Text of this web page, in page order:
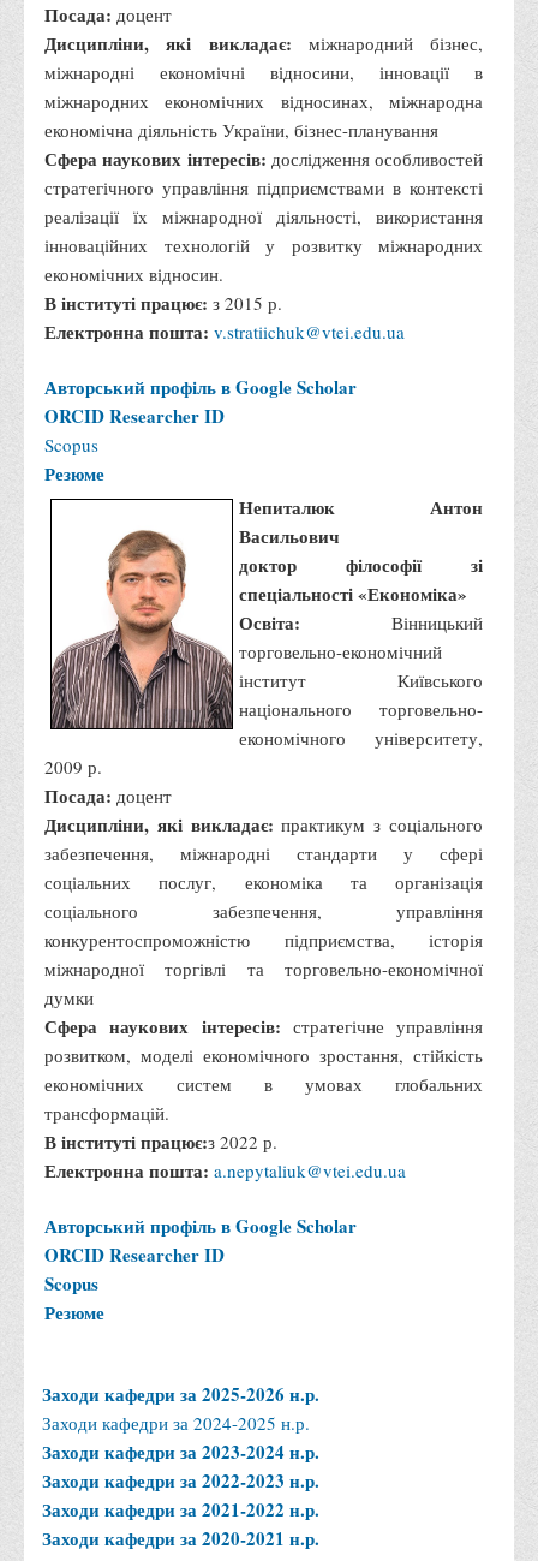
Посада: доцент
Дисципліни, які викладає: міжнародний бізнес,
міжнародні економічні відносини, інновації в
міжнародних економічних відносинах, міжнародна
економічна діяльність України, бізнес-планування
Сфера наукових інтересів: дослідження особливостей
стратегічного управління підприємствами в контексті
реалізації їх міжнародної діяльності, використання
інноваційних технологій у розвитку міжнародних
економічних відносин.
В інституті працює: з 2015 р.
Електронна пошта: v.stratiichuk@vtei.edu.ua
Авторський профіль в Google Scholar
ORCIDResearcher ID
Scopus
Резюме
Непиталюк Антон
Васильович
доктор філософії зі
спеціальності «Економіка»
Освіта: Вінницький
торговельно-економічний
інститут Київського
національного торговельно-
економічного університету,
2009 р.
Посада: доцент
Дисципліни, які викладає:практикум з соціального
забезпечення, міжнародні стандарти у сфері
соціальних послуг, економіка та організація
соціального забезпечення, управління
конкурентоспроможністю підприємства, історія
міжнародної торгівлі та торговельно-економічної
думки
Сфера наукових інтересів: стратегічне управління
розвитком, моделі економічного зростання, стійкість
економічних систем в умовах глобальних
трансформацій.
В інституті працює:з 2022 р.
Електронна пошта: a.nepytaliuk@vtei.edu.ua
Авторський профіль в Google Scholar
ORCIDResearcher ID
Scopus
Резюме
Заходи кафедри за 2025-2026 н.р.
Заходи кафедри за 2024-2025 н.р.
Заходи кафедри за 2023-2024 н.р.
Заходи кафедри за 2022-2023 н.р.
Заходи кафедри за 2021-2022 н.р.
Заходи кафедри за 2020-2021 н.р.